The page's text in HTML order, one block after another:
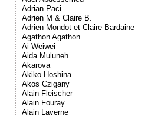
Adrian Paci
Adrien M & Claire B.
Adrien Mondot et Claire Bardaine
Agathon Agathon
Ai Weiwei
Aida Muluneh
Akarova
Akiko Hoshina
Akos Czigany
Alain Fleischer
Alain Fouray
Alain Laverne